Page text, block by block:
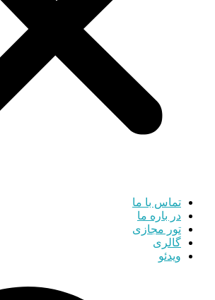
تماس با ما
در باره ما
تور مجازی
گالری
ویدئو